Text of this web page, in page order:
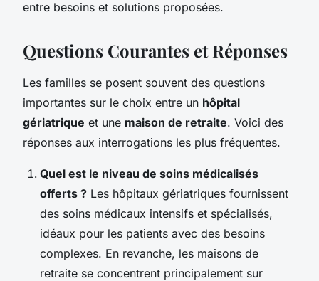
entre besoins et solutions proposées.
Questions Courantes et Réponses
Les familles se posent souvent des questions
importantes sur le choix entre un hôpital
gériatrique et une maison de retraite. Voici des
réponses aux interrogations les plus fréquentes.
Quel est le niveau de soins médicalisés
offerts ? Les hôpitaux gériatriques fournissent
des soins médicaux intensifs et spécialisés,
idéaux pour les patients avec des besoins
complexes. En revanche, les maisons de
retraite se concentrent principalement sur